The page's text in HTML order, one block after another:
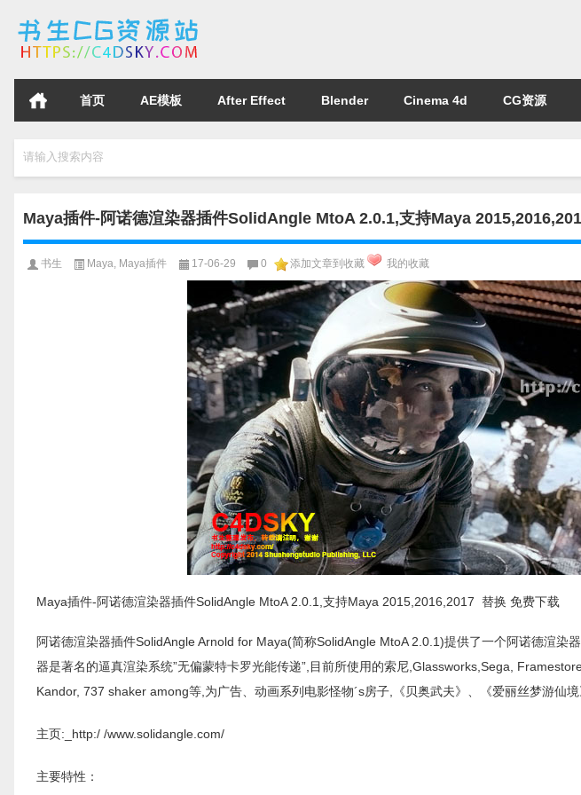
首页 AE模板 After Effect Blender Cinema 4d CG资源
请输入搜索内容
Maya插件-阿诺德渲染器插件SolidAngle MtoA 2.0.1,支持Maya
书生 Maya, Maya插件 17-06-29 0 添加文章到收藏 我的收藏
Maya插件-阿诺德渲染器插件SolidAngle MtoA 2.0.1,支持Maya 2015,2016,2017 替换 免费下载
阿诺德渲染器插件SolidAngle Arnold for Maya(简称SolidAngle MtoA 2.0.1)提供了一个阿诺德渲染
器是著名的逼真渲染系统”无偏蒙特卡罗光能传递”,目前所使用的索尼,Glassworks,Sega,
Kandor, 737 shaker among等,为广告、动画系列电影怪物´s房子,《贝奥武夫》、《爱丽丝梦游仙
主页:_http:/ /www.solidangle.com/
主要特性：